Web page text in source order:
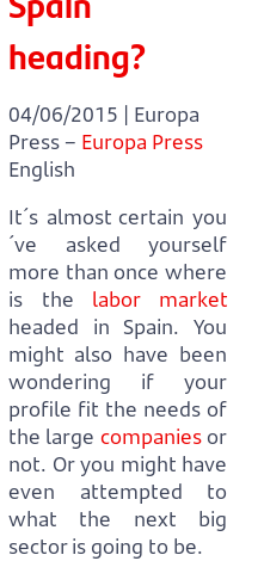
heading?
04/06/2015 | Europa
Press – Europa Press
English
It´s almost certain you
´ve asked yourself
more than once where
is the labor market
headed in Spain. You
might also have been
wondering if your
profile fit the needs of
the large companiesor
not. Or you might have
even attempted to
what the next big
sector is going to be.